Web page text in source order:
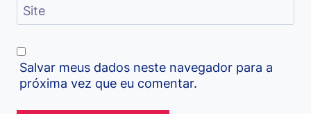
Site
Salvar meus dados neste navegador para a
próxima vez que eu comentar.